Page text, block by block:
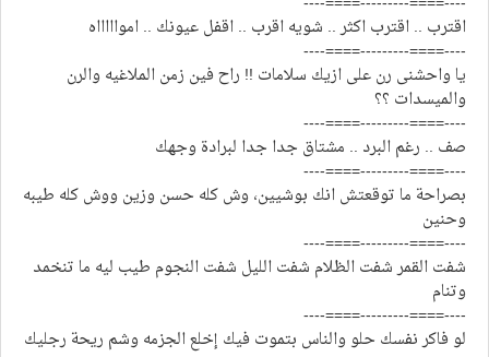
اقترب .. اقترب اكثر .. شويه اقرب .. اقفل عيونك .. امواااااه
----====---------====----
يا واحشنى رن على ازيك سلامات !! راح فين زمن الملاغيه والرن
والميسدات ؟؟
----====---------====----
صف .. رغم البرد .. مشتاق جدا جدا لبرادة وجهك
----====---------====----
بصراحة ما توقعتش انك بوشيين، وش كله حسن وزين ووش كله طيبه
وحنين
----====---------====----
شفت القمر شفت الظلام شفت الليل شفت النجوم طيب ليه ما تنخمد
وتنام
----====---------====----
لو فاكر نفسك حلو والناس بتموت فيك إخلع الجزمه وشم ريحة رجليك